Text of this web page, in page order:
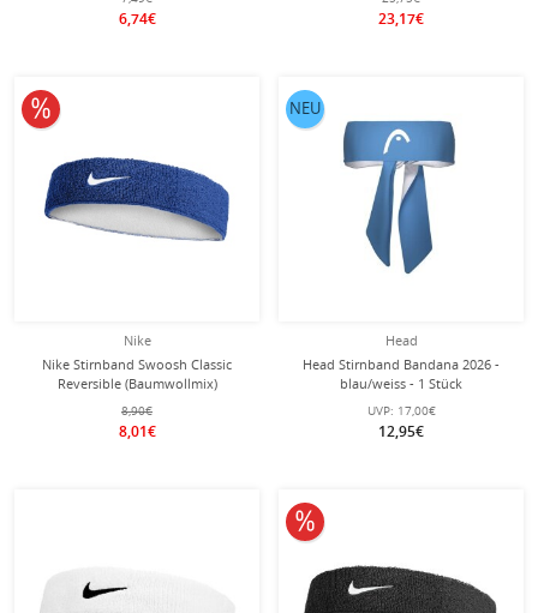
6,74€ weiss/bunt Herren - 1 Stück
23,17€
Nike
Nike Stirnband Swoosh Classic
Reversible (Baumwollmix)
royalblau/weiss - 1 Stück
8,90€
8,01€
10% reduziert
Head
Head Stirnband Bandana 2026 -
blau/weiss - 1 Stück
UVP: 17,00€
12,95€
NEU
10% reduziert